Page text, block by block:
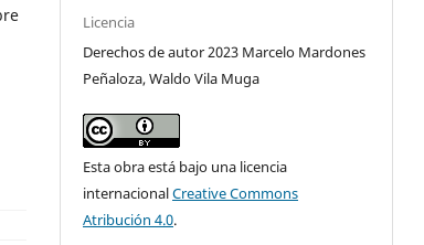
Licencia
Derechos de autor 2023 Marcelo Mardones
Peñaloza, Waldo Vila Muga
Esta obra está bajo una licencia
internacionalCreative Commons
Atribución 4.0.